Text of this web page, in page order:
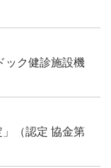
ック健診施設機
（認定 協金第